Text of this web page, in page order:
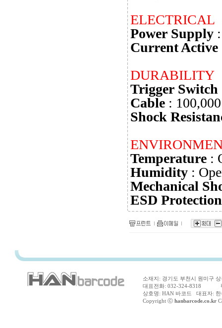
ELECTRICAL
Power Supply
Current Active
DURABILITY
Trigger Switch
Cable :
Shock
Temperature :
Humidity :
Mechanical
ESD Protection
소재지: 경기도 부천시 원미구
대표전화: 032-324-8318 팩
상호명: HAN 바코드 대표자:
Copyright ⓒ hanbarcode.co.kr